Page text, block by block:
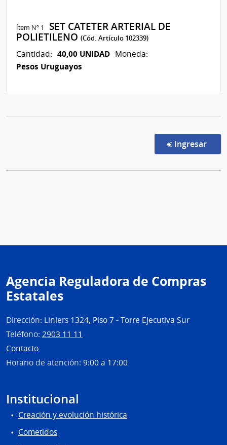
Ítem Nº 1
SET CATETER ARTERIAL DE
POLIETILENO(Cód. Artículo 102339)
Cantidad: 40,00 UNIDAD Moneda:
Pesos Uruguayos
Ingresar
Agencia Reguladora de Compras
Estatales
Dirección: Liniers 1324, Piso 7 - Torre Ejecutiva Sur
Teléfono: 2903 11 11
Contacto
Horario de atención: 9:00 a 17:00
Institucional
Creación y evolución histórica
Cometidos